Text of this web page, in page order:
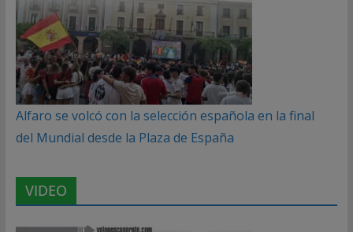
Alfaro se volcó con la selección española en la final
del Mundial desde la Plaza de España
VIDEO